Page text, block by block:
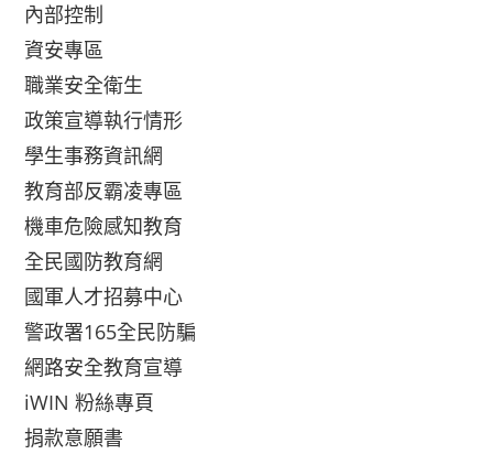
內部控制
資安專區
職業安全衛生
政策宣導執行情形
學生事務資訊網
教育部反霸凌專區
機車危險感知教育
全民國防教育網
國軍人才招募中心
警政署165全民防騙
網路安全教育宣導
iWIN 粉絲專頁
捐款意願書